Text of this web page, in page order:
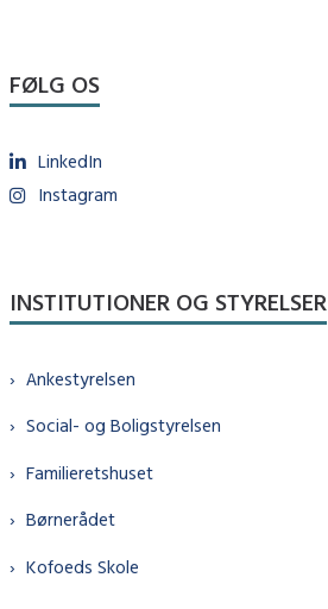
FØLG OS
LinkedIn
Instagram
INSTITUTIONER OG STYRELSER
Ankestyrelsen
Social- og Boligstyrelsen
Familieretshuset
Børnerådet
Kofoeds Skole